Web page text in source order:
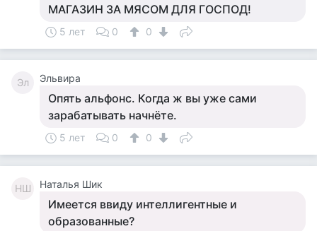
МАГАЗИН ЗА МЯСОМ ДЛЯ ГОСПОД!
5 лет 0 0
Эл Эльвира
Опять альфонс. Когда ж вы уже сами
зарабатывать начнёте.
5 лет 0 0
НШ Наталья Шик
Имеется ввиду интеллигентные и
образованные?